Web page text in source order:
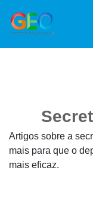
Artigos sobre a
mais para que o
mais eficaz.